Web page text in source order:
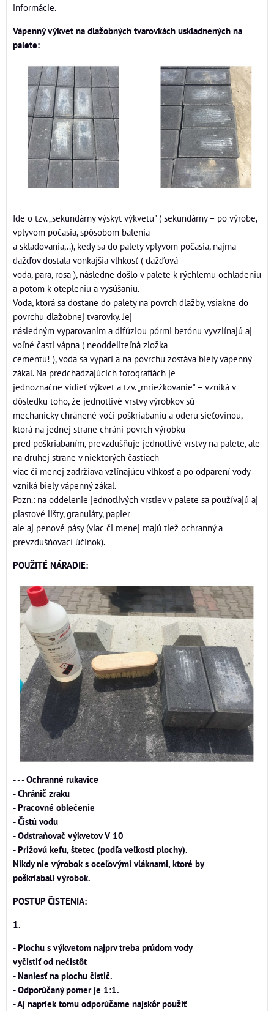
informácie.
Vápenný výkvet na dlažobných tvarovkách uskladnených na
palete:
Ide o tzv. „sekundárny výskyt výkvetu" ( sekundárny – po výrobe,
vplyvom počasia, spôsobom balenia
a skladovania,..), kedy sa do palety vplyvom počasia, najmä
dažďov dostala vonkajšia vlhkosť ( dažďová
voda, para, rosa ), následne došlo v palete k rýchlemu ochladeniu
a potom k otepleniu a vysúšaniu.
Voda, ktorá sa dostane do palety na povrch dlažby, vsiakne do
povrchu dlažobnej tvarovky. Jej
následným vyparovaním a difúziou pórmi betónu vyvzlínajú aj
voľné časti vápna ( neoddeliteľná zložka
cementu! ), voda sa vyparí a na povrchu zostáva biely vápenný
zákal. Na predchádzajúcich fotografiách je
jednoznačne vidieť výkvet a tzv. „mriežkovanie" – vzniká v
dôsledku toho, že jednotlivé vrstvy výrobkov sú
mechanicky chránené voči poškriabaniu a oderu sieťovinou,
ktorá na jednej strane chráni povrch výrobku
pred poškriabaním, prevzdušňuje jednotlivé vrstvy na palete, ale
na druhej strane v niektorých častiach
viac či menej zadržiava vzlínajúcu vlhkosť a po odparení vody
vzniká biely vápenný zákal.
Pozn.: na oddelenie jednotlivých vrstiev v palete sa používajú aj
plastové lišty, granuláty, papier
ale aj penové pásy (viac či menej majú tiež ochranný a
prevzdušňovací účinok).
POUŽITÉ NÁRADIE:
- - - Ochranné rukavice
- Chránič zraku
- Pracovné oblečenie
- Čistú vodu
- Odstraňovač výkvetov V 10
- Prižovú kefu, štetec (podľa veľkosti plochy).
Nikdy nie výrobok s oceľovými vláknami, ktoré by
poškriabali výrobok.
POSTUP ČISTENIA:
1.
- Plochu s výkvetom najprv treba prúdom vody
vyčistiť od nečistôt
- Naniesť na plochu čistič.
- Odporúčaný pomer je 1:1.
- Aj napriek tomu odporúčame najskôr použiť